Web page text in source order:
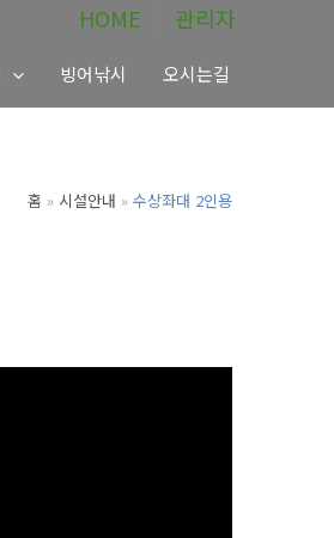
HOME 관리자
빙어낚시 오시는길
홈 시설안내 수상좌대 2인용